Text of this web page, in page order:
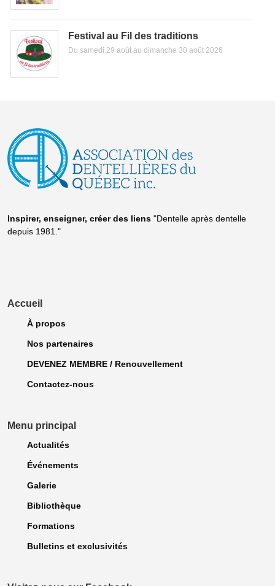
Festival au Fil des traditions
Du samedi 29 août au dimanche 30 août 2026
Inspirer, enseigner, créer des liens "Dentelle après dentelle
depuis 1981."
Accueil
À propos
Nos partenaires
DEVENEZ MEMBRE / Renouvellement
Contactez-nous
Menu principal
Actualités
Événements
Galerie
Bibliothèque
Formations
Bulletins et exclusivités